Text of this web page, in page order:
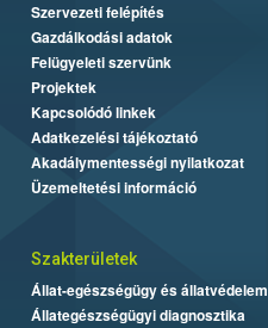
Szervezeti felépítés
Gazdálkodási adatok
Felügyeleti szervünk
Projektek
Kapcsolódó linkek
Adatkezelési tájékoztató
Akadálymentességi nyilatkozat
Üzemeltetési információ
Szakterületek
Állat-egészségügy és állatvédelem
Állategészségügyi diagnosztika